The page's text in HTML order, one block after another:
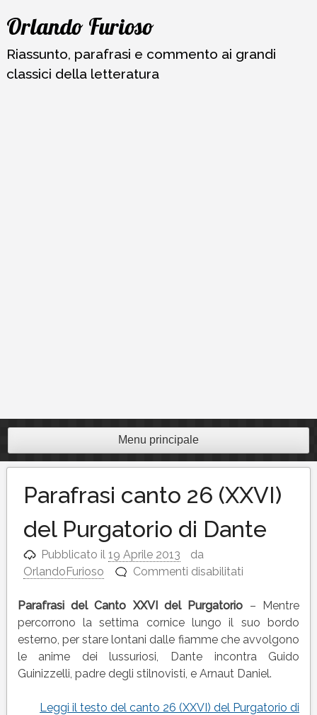
Vai
contenuto
Orlando Furioso
Riassunto, parafrasi e commento ai grandi
classici della letteratura
Menu principale
Parafrasi canto 26 (XXVI)
del Purgatorio di Dante
Pubblicato il19 Aprile 2013
da
OrlandoFurioso
Commenti disabilitati
canto
26
(XXVI)
del
Purgatorio
Dante
Parafrasi del Canto XXVI del Purgatorio – Mentre
percorrono la settima cornice lungo il suo bordo
esterno, per stare lontani dalle fiamme che avvolgono
le anime dei lussuriosi, Dante incontra Guido
Guinizzelli, padre degli stilnovisti, e Arnaut Daniel.
Leggi il testo del canto 26 (XXVI) del Purgatorio di